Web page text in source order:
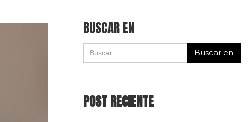
BUSCAR EN
POST RECIENTE